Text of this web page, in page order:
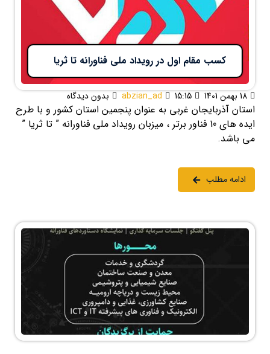
کسب مقام اول در رویداد ملی فناورانه تا ثریا
18 بهمن 1401 15:15
abzian_ad بدون دیدگاه
استان آذربایجان غربی به عنوان پنجمین استان کشور و با طرح
ایده های 10 فناور برتر ، میزبان رویداد ملی فناورانه ” تا ثریا ”
می باشد.
ادامه مطلب